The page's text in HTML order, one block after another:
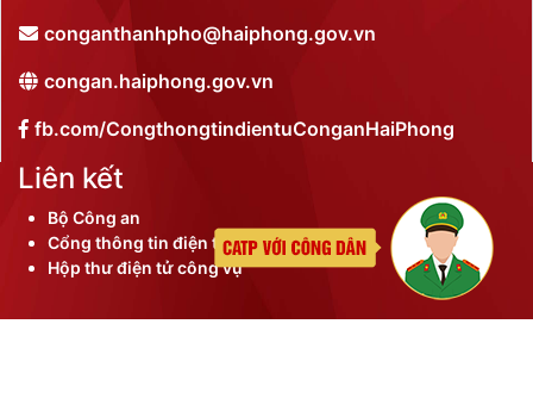
conganthanhpho@haiphong.gov.vn
congan.haiphong.gov.vn
fb.com/CongthongtindientuConganHaiPhong
Liên kết
Bộ Công an
Cổng thông tin điện tử thành phố
Hộp thư điện tử công vụ